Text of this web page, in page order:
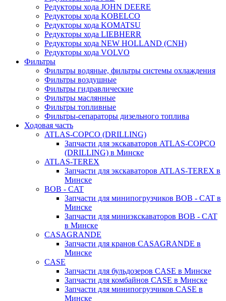
Редукторы хода JOHN DEERE
Редукторы хода KOBELCO
Редукторы хода KOMATSU
Редукторы хода LIEBHERR
Редукторы хода NEW HOLLAND (CNH)
Редукторы хода VOLVO
Фильтры
Фильтры водяные, фильтры системы охлаждения
Фильтры воздушные
Фильтры гидравлические
Фильтры маслянные
Фильтры топливные
Фильтры-сепараторы дизельного топлива
Ходовая часть
ATLAS-COPCO (DRILLING)
Запчасти для экскаваторов ATLAS-COPCO
(DRILLING) в Минске
ATLAS-TEREX
Запчасти для экскаваторов ATLAS-TEREX в
Минске
BOB - CAT
Запчасти для минипогрузчиков BOB - CAT в
Минске
Запчасти для миниэкскаваторов BOB - CAT
в Минске
CASAGRANDE
Запчасти для кранов CASAGRANDE в
Минске
CASE
Запчасти для бульдозеров CASE в Минске
Запчасти для комбайнов CASE в Минске
Запчасти для минипогрузчиков CASE в
Минске